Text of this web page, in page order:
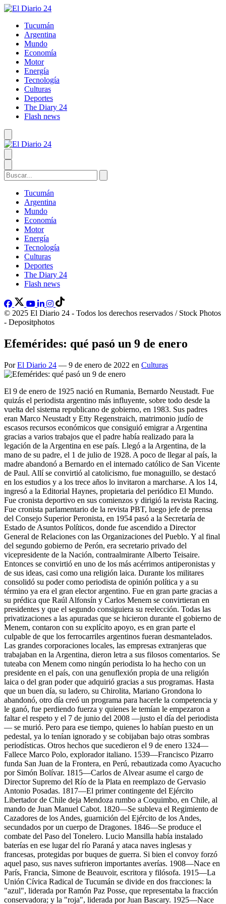
Tucumán
Argentina
Mundo
Economía
Motor
Energía
Tecnología
Culturas
Deportes
The Diary 24
Flash news
Tucumán
Argentina
Mundo
Economía
Motor
Energía
Tecnología
Culturas
Deportes
The Diary 24
Flash news
© 2025 El Diario 24 - Todos los derechos reservados / Stock Photos
- Depositphotos
Efemérides: qué pasó un 9 de enero
PorEl Diario 24 — 9 de enero de 2022 en Culturas
El 9 de enero de 1925 nació en Rumania, Bernardo Neustadt. Fue
quizás el periodista argentino más influyente, sobre todo desde la
vuelta del sistema republicano de gobierno, en 1983. Sus padres
eran Marco Neustadt y Etty Regenstraich, matrimonio judío de
escasos recursos económicos que consiguió emigrar a Argentina
gracias a varios trabajos que el padre había realizado para la
legación de la Argentina en ese país. Llegó a la Argentina, de la
mano de su padre, el 1 de julio de 1928. A poco de llegar al país, la
madre abandonó a Bernardo en el internado católico de San Vicente
de Paul. Allí se convirtió al catolicismo, fue monaguillo, se destacó
en los estudios y a los trece años lo invitaron a marcharse. A los 14,
ingresó a la Editorial Haynes, propietaria del periódico El Mundo.
Fue cronista deportivo en sus comienzos y dirigió la revista Racing.
Fue cronista parlamentario de la revista PBT, luego jefe de prensa
del Consejo Superior Peronista, en 1954 pasó a la Secretaría de
Estado de Asuntos Políticos, donde fue ascendido a Director
General de Relaciones con las Organizaciones del Pueblo. Y al final
del segundo gobierno de Perón, era secretario privado del
vicepresidente de la Nación, contraalmirante Alberto Teisaire.
Entonces se convirtió en uno de los más acérrimos antiperonistas y
de sus ideas, casi como una religión laica. Durante los militares
consolidó su poder como periodista de opinión política y a su
término ya era el gran elector argentino. Fue en gran parte gracias a
su prédica que Raúl Alfonsín y Carlos Menem se convirtieran en
presidentes y que el segundo consiguiera su reelección. Todas las
privatizaciones a las apuradas que se hicieron durante el gobierno de
Menem, contaron con su explícito apoyo, es en gran parte el
culpable de que los ferrocarriles argentinos fueran desmantelados.
Las grandes corporaciones locales, las empresas extranjeras que
trabajaban en la Argentina, dieron letra a sus filosos comentarios. Se
tuteaba con Menem como ningún periodista lo ha hecho con un
presidente en el país, con una genuflexión propia de una religión
laica o del gran poder que adquirió gracias a sus programas. Hasta
que un buen día, su ladero, su Chirolita, Mariano Grondona lo
abandonó, otro día creó un programa para hacerle la competencia y
le ganó, fue perdiendo fuerza y quienes le temían le empezaron a
faltar el respeto y el 7 de junio del 2008 —justo el día del periodista
— se murió. Pero para ese tiempo, quienes lo habían puesto en un
pedestal, ya lo tenían ignorado y se cobijaban bajo otras sombras
periodísticas. Otros hechos que sucedieron el 9 de enero 1324—
Fallece Marco Polo, explorador italiano. 1539—Francisco Pizarro
funda San Juan de la Frontera, en Perú, rebautizada como Ayacucho
por Simón Bolívar. 1815—Carlos de Alvear asume el cargo de
Director Supremo del Río de la Plata en reemplazo de Gervasio
Antonio Posadas. 1817—El primer contingente del Ejército
Libertador de Chile deja Mendoza rumbo a Coquimbo, en Chile, al
mando de Juan Manuel Cabot. 1820—Se subleva el Regimiento de
Cazadores de los Andes, guarnición del Ejército de los Andes,
secundados por un cuerpo de Dragones. 1846—Se produce el
combate del Paso del Tonelero. Lucio Mansilla había instalado
baterías en ese lugar del río Paraná y ataca naves inglesas y
francesas, protegidas por buques de guerra. Si bien el convoy forzó
aquel paso, sus naves sufrieron importantes averías. 1908—Nace en
París, Francia, Simone de Beauvoir, escritora y filósofa. 1915—La
Unión Cívica Radical de Tucumán se divide en dos fracciones: la
"azul", liderada por Ramón Paz Posse, que representaba la fracción
conservadora; y la "roja", liderada por Juan Bascary. 1925—Nace